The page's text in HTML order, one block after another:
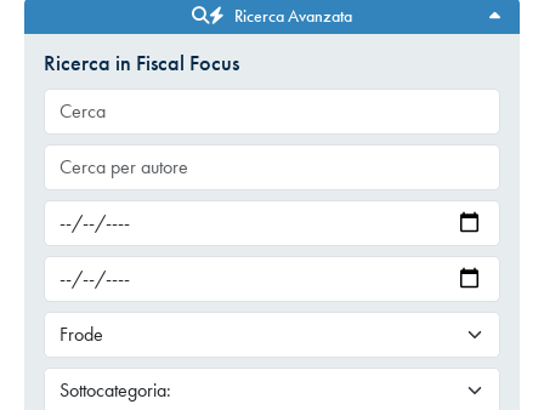
Ricerca Avanzata
Ricerca in Fiscal Focus